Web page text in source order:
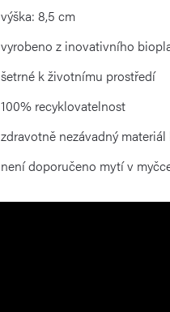
výška: 8,5 cm
vyrobeno z inovativního
šetrné k životnímu prostředí
100% recyklovatelnost
zdravotně nezávadný materiál
není doporučeno mytí v